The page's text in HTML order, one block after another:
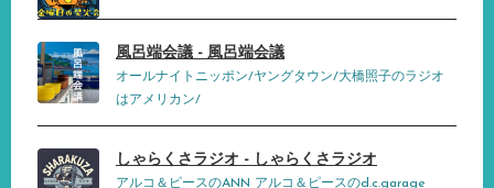
風呂端会議 - 風呂端会議
オールナイトニッポン/ヤングタウン/大橋照子のラジオ
はアメリカン/
しゃらくさラジオ - しゃらくさラジオ
アルコ＆ピースのANN アルコ＆ピースのd.c.garage